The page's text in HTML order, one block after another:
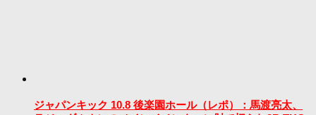
ジャパンキック 10.8 後楽園ホール（レポ）：馬渡亮太、